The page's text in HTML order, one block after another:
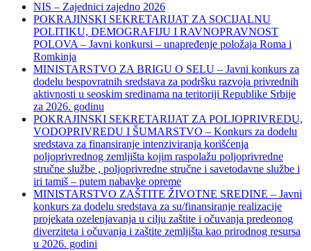
NIS – Zajednici zajedno 2026
POKRAJINSKI SEKRETARIJAT ZA SOCIJALNU
POLITIKU, DEMOGRAFIJU I RAVNOPRAVNOST
POLOVA – Javni konkursi – unapređenje položaja Roma i
Romkinja
MINISTARSTVO ZA BRIGU O SELU – Javni konkurs za
dodelu bespovratnih sredstava za podršku razvoja privrednih
aktivnosti u seoskim sredinama na teritoriji Republike Srbije
za 2026. godinu
POKRAJINSKI SEKRETARIJAT ZA POLJOPRIVREDU,
VODOPRIVREDU I ŠUMARSTVO – Konkurs za dodelu
sredstava za finansiranje intenziviranja korišćenja
poljoprivrednog zemljišta kojim raspolažu poljoprivredne
stručne službe , poljoprivredne stručne i savetodavne službe i
iri tamiš ‒ putem nabavke opreme
MINISTARSTVO ZAŠTITE ŽIVOTNE SREDINE – Javni
konkurs za dodelu sredstava za su/finansiranje realizacije
projekata ozelenjavanja u cilju zaštite i očuvanja predeonog
diverziteta i očuvanja i zaštite zemljišta kao prirodnog resursa
u 2026. godini